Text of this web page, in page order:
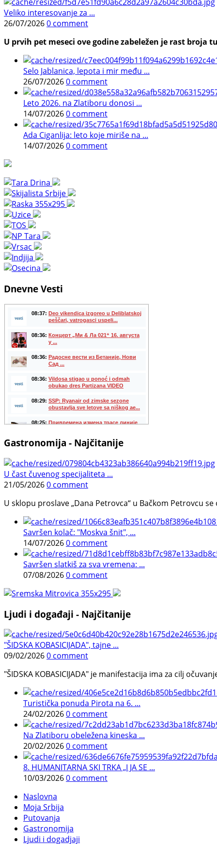
Veliko interesovanje za ...
26/07/20260 comment
U prvih pet meseci ove godine zabeležen je rast
Selo Jablanica, lepota i mir među ...
26/07/20260 comment
Leto 2026. na Zlatiboru donosi ...
14/07/20260 comment
Ada Ciganlija: leto koje miriše na ...
14/07/20260 comment
Dnevne Vesti
Gastronomija - Najčitanije
U čast čuvenog specijaliteta ...
21/05/20260 comment
U sklopu proslave „Dana Petrovca“ u Bačkom Petrovcu
Savršen kolač: "Moskva šnit", ...
14/07/20260 comment
Savršen slatkiš za sva vremena: ...
07/08/20260 comment
Ljudi i događaji - Najčitanije
"ŠIDSKA KOBASICIJADA", tajne ...
09/02/20260 comment
"ŠIDSKA KOBASICIJADA" je manifestacija ima za cilj
Turistička ponuda Pirota na 6. ...
24/02/20260 comment
Na Zlatiboru obeležena kineska ...
20/02/20260 comment
8. HUMANITARNA SKI TRKA „I JA SE ...
10/03/20260 comment
Naslovna
Moja Srbija
Putovanja
Gastronomija
Ljudi i dogadjaji